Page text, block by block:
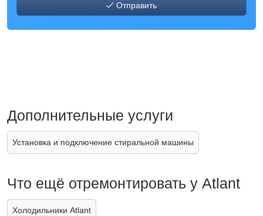
Отправить
Дополнительные услуги
Установка и подключение стиральной машины
Что ещё отремонтировать у Atlant
Холодильники Atlant